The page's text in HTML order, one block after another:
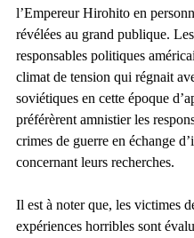
l’Empereur Hirohito en
révélées au grand publique. Les
responsables politiques
climat de tension qui régnait
soviétiques en cette époque
préférèrent amnistier les
crimes de guerre en échange
concernant leurs recherches.
Il est à noter que, les victimes
expériences horribles sont